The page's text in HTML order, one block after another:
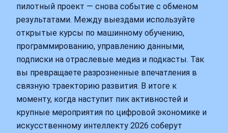
пилотный проект — снова событие с обменом
результатами. Между выездами используйте
открытые курсы по машинному обучению,
программированию, управлению данными,
подписки на отраслевые медиа и подкасты. Так
вы превращаете разрозненные впечатления в
связную траекторию развития. В итоге к
моменту, когда наступит пик активностей и
крупные мероприятия по цифровой экономике и
искусственному интеллекту 2026 соберут